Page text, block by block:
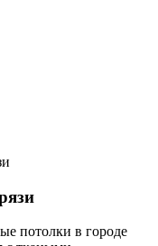
потолки в городе